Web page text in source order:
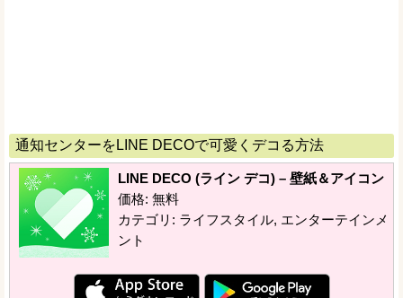
通知センターをLINE DECOで可愛くデコる方法
LINE DECO (ライン デコ) – 壁紙＆アイコン
価格: 無料
カテゴリ: ライフスタイル, エンターテインメ
ント